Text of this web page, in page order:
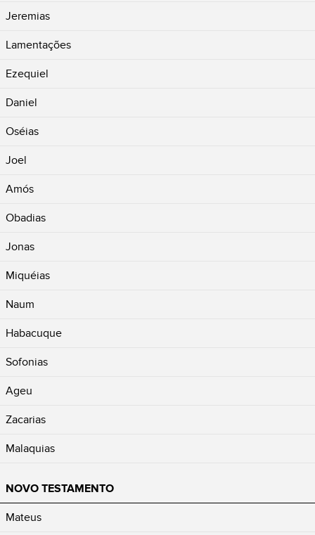
Jeremias
Lamentações
Ezequiel
Daniel
Oséias
Joel
Amós
Obadias
Jonas
Miquéias
Naum
Habacuque
Sofonias
Ageu
Zacarias
Malaquias
NOVO TESTAMENTO
Mateus